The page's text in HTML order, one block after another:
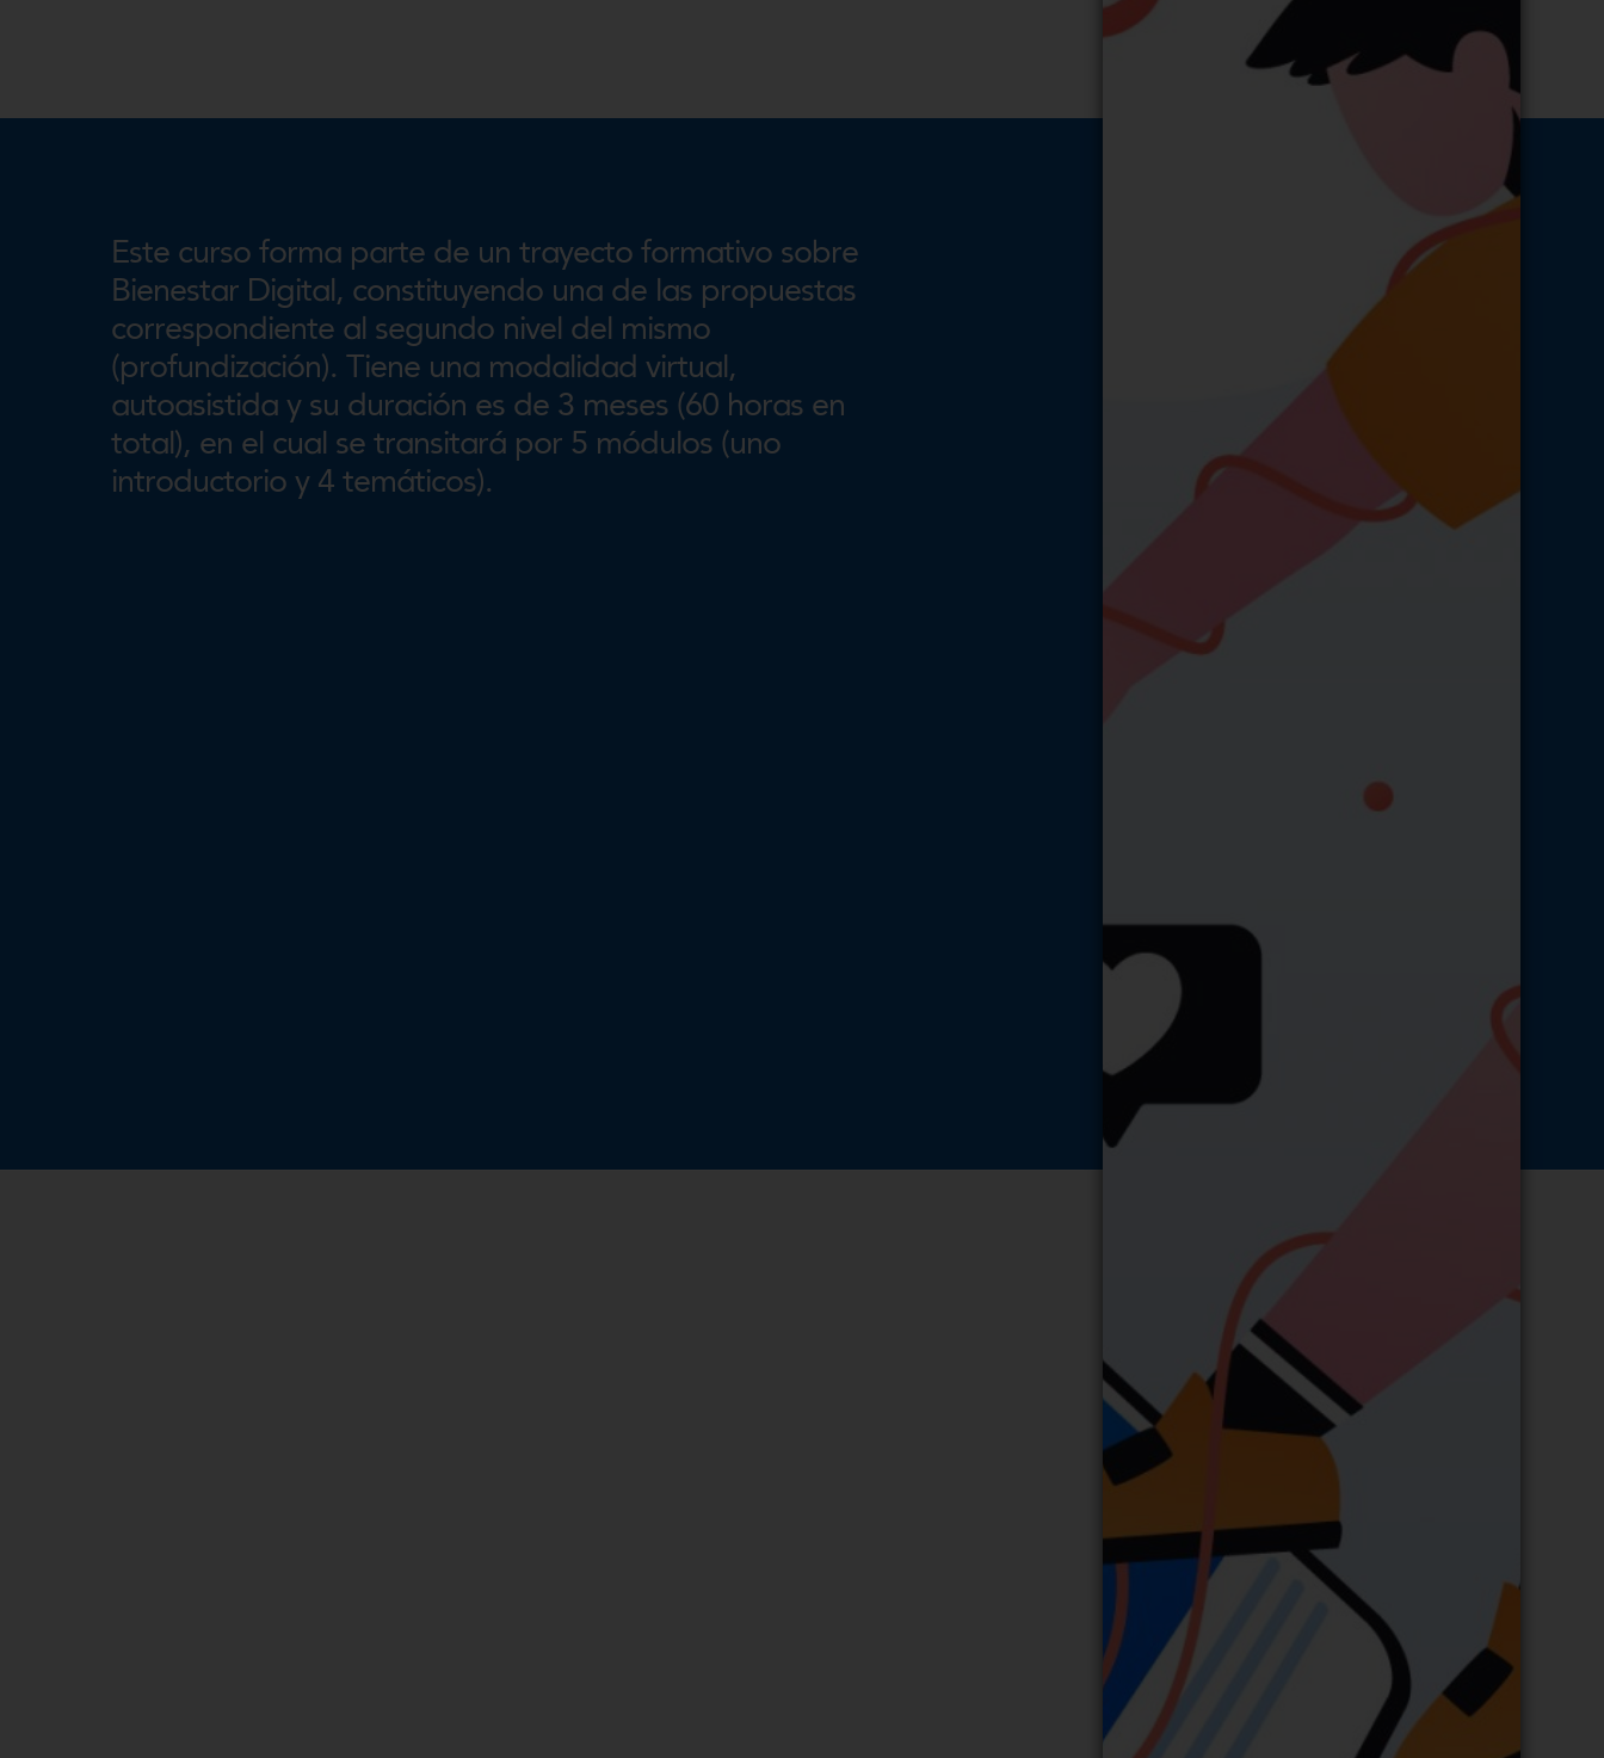
Este curso forma parte de un trayecto formativo sobre
Bienestar Digital, constituyendo una de las propuestas
correspondiente al segundo nivel del mismo
(profundización). Tiene una modalidad virtual,
autoasistida y su duración es de 3 meses (60 horas en
total), en el cual se transitará por 5 módulos (uno
introductorio y 4 temáticos).